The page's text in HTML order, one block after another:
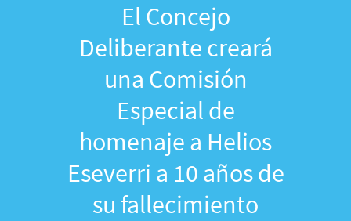
El Concejo
Deliberante creará
una Comisión
Especial de
homenaje a Helios
Eseverri a 10 años de
su fallecimiento